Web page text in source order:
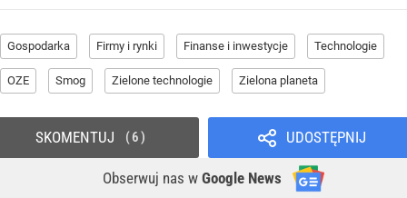
Gospodarka Firmy i rynki Finanse i inwestycje Technologie
OZE Smog Zielone technologie Zielona planeta
UDOSTĘPNIJ
Obserwuj nas w Google News
SKOMENTUJ 6